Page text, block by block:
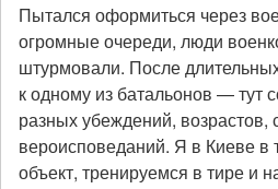
Пытался оформиться через
огромные очереди, люди
штурмовали. После
к одному из батальонов — тут
разных убеждений, возрастов,
вероисповеданий. Я в Киеве
объект, тренируемся в тире и